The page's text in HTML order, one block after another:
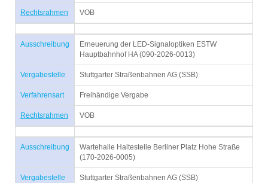
Rechtsrahmen VOB
Ausschreibung
Erneuerung der LED-Signaloptiken ESTW
Hauptbahnhof HA (090-2026-0013)
Vergabestelle Stuttgarter Straßenbahnen AG (SSB)
Verfahrensart Freihändige Vergabe
Rechtsrahmen VOB
Ausschreibung
Wartehalle Haltestelle Berliner Platz Hohe Straße
(170-2026-0005)
Vergabestelle Stuttgarter Straßenbahnen AG (SSB)